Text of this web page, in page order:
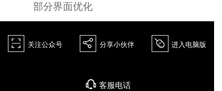
部分界面优化
򰀁 关注公众号 򰀂 分享小伙伴 򰀄 进入电脑版
򰀃 客服电话